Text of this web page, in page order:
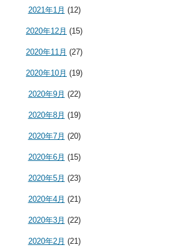
2021年1月 (12)
2020年12月 (15)
2020年11月 (27)
2020年10月 (19)
2020年9月 (22)
2020年8月 (19)
2020年7月 (20)
2020年6月 (15)
2020年5月 (23)
2020年4月 (21)
2020年3月 (22)
2020年2月 (21)